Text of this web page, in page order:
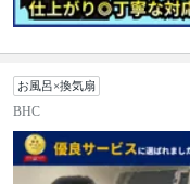
お風呂×換気扇
BHC